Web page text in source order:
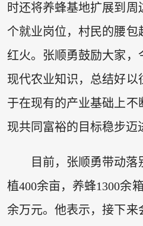
时还将养蜂基地扩展到周
个就业岗位，村民的腰
红火。张顺勇鼓励大家，
现代农业知识，总结好以
于在现有的产业基础上不
现共同富裕的目标稳步迈
目前，张顺勇带动
植400余亩，养蜂1300余
余万元。他表示，接下来